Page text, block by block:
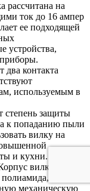
рассчитана на
ток до 16 ампер
ее подходящей
устройства,
два контакта
используемым в
степень защиты
к попаданию пыли
вилку на
и кухни.
вилки
полиамида,
механическую